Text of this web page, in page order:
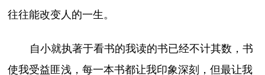
往往能改变人的一生。
自小就执著于看书的我读的书已经不计其数，书
使我受益匪浅，每一本书都让我印象深刻，但最让我